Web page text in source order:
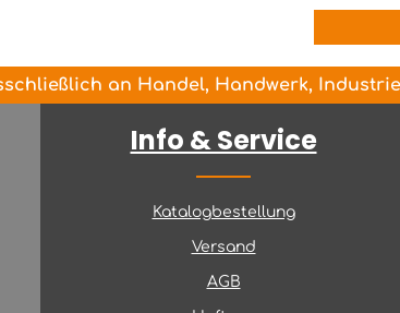
an Handel, Handwerk,
Info & Service
Katalogbestellung
Versand
AGB